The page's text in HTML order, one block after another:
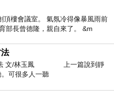
相關文章供尋求考察者
在線聖經查詢、福音專
證文章、基督徒與主重逢
、
生活更加豐富多彩，也
頂樓會議室。 氣氛冷得像暴風雨前
部長曾德隆，親自來了。 &m
法 文/林玉鳳 上一篇說到靜
可很多人一聽